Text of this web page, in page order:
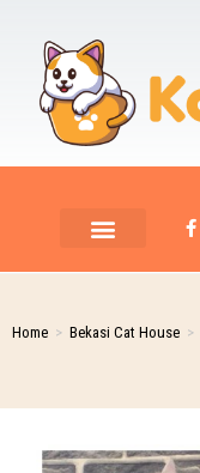
Home > Bekasi Cat House >